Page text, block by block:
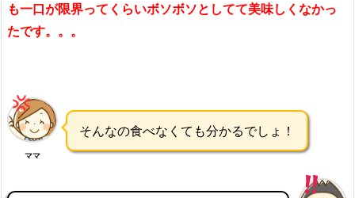
も一口が限界ってくらいボソボソとしてて美味しくなかっ
たです。。。
ママ
そんなの食べなくても分かるでしょ！